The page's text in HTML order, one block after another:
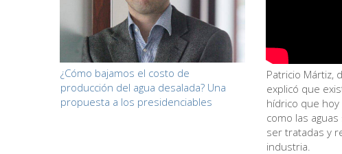
¿Cómo bajamos el costo de
producción del agua desalada? Una
propuesta a los presidenciables
Patricio Mártiz,
explicó que
hídrico que
como las
ser tratadas y
industria.